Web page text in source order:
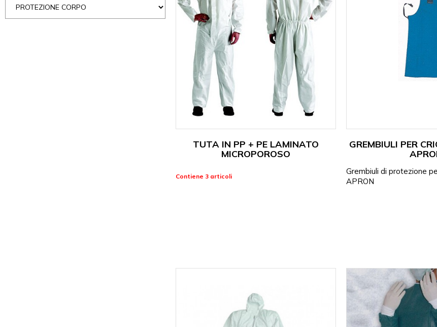
TUTA IN PP + PE LAMINATO
MICROPOROSO
Contiene 3 articoli
GREMBIULI PER
Grembiuli di protezione
APRON